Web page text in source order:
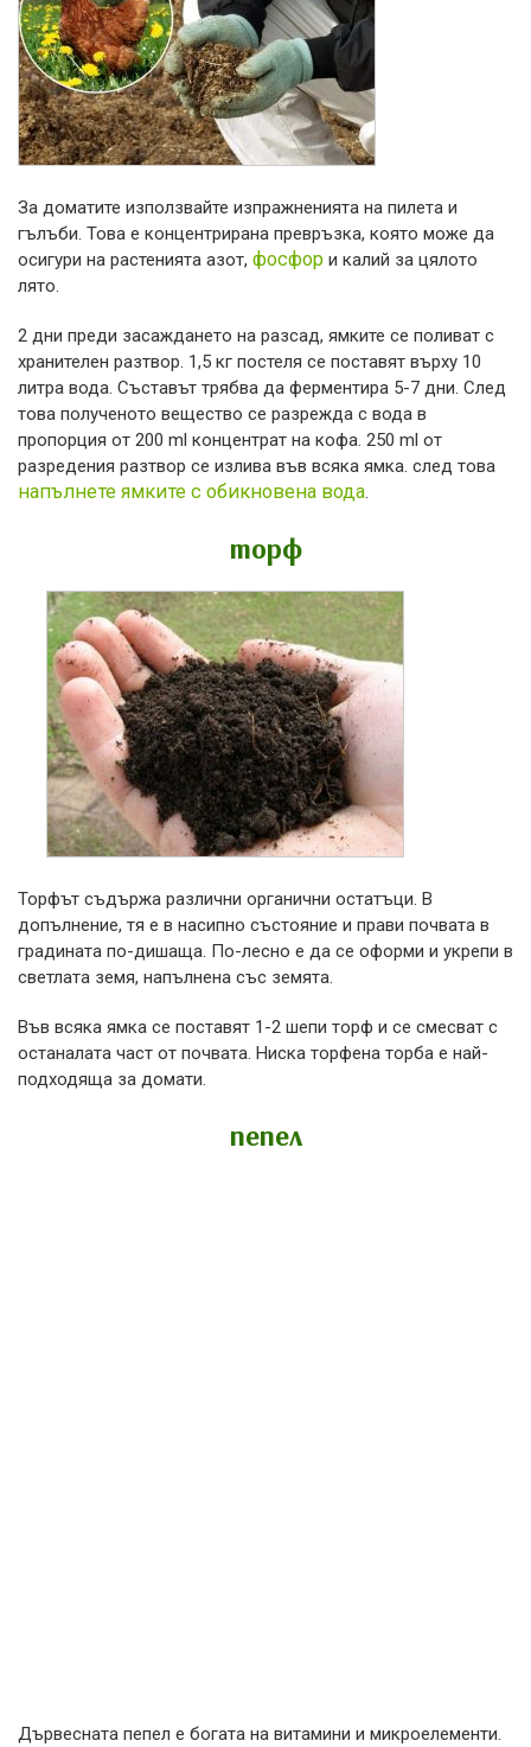
За доматите използвайте изпражненията на пилета и
гълъби. Това е концентрирана превръзка, която може да
осигури на растенията азот, фосфор и калий за цялото
лято.
2 дни преди засаждането на разсад, ямките се поливат с
хранителен разтвор. 1,5 кг постеля се поставят върху 10
литра вода. Съставът трябва да ферментира 5-7 дни. След
това полученото вещество се разрежда с вода в
пропорция от 200 ml концентрат на кофа. 250 ml от
разредения разтвор се излива във всяка ямка. след това
напълнете ямките с обикновена вода.
торф
Торфът съдържа различни органични остатъци. В
допълнение, тя е в насипно състояние и прави почвата в
градината по-дишаща. По-лесно е да се оформи и укрепи в
светлата земя, напълнена със земята.
Във всяка ямка се поставят 1-2 шепи торф и се смесват с
останалата част от почвата. Ниска торфена торба е най-
подходяща за домати.
пепел
Дървесната пепел е богата на витамини и микроелементи.